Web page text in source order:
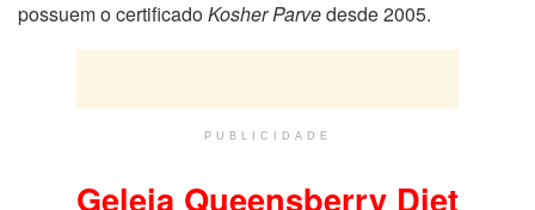
possuem o certificadoKosher Parvedesde 2005.
PUBLICIDADE
Geleia Queensberry Diet